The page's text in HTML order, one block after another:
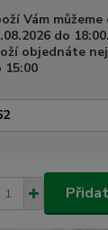
Vám
do
objednáte
15:00